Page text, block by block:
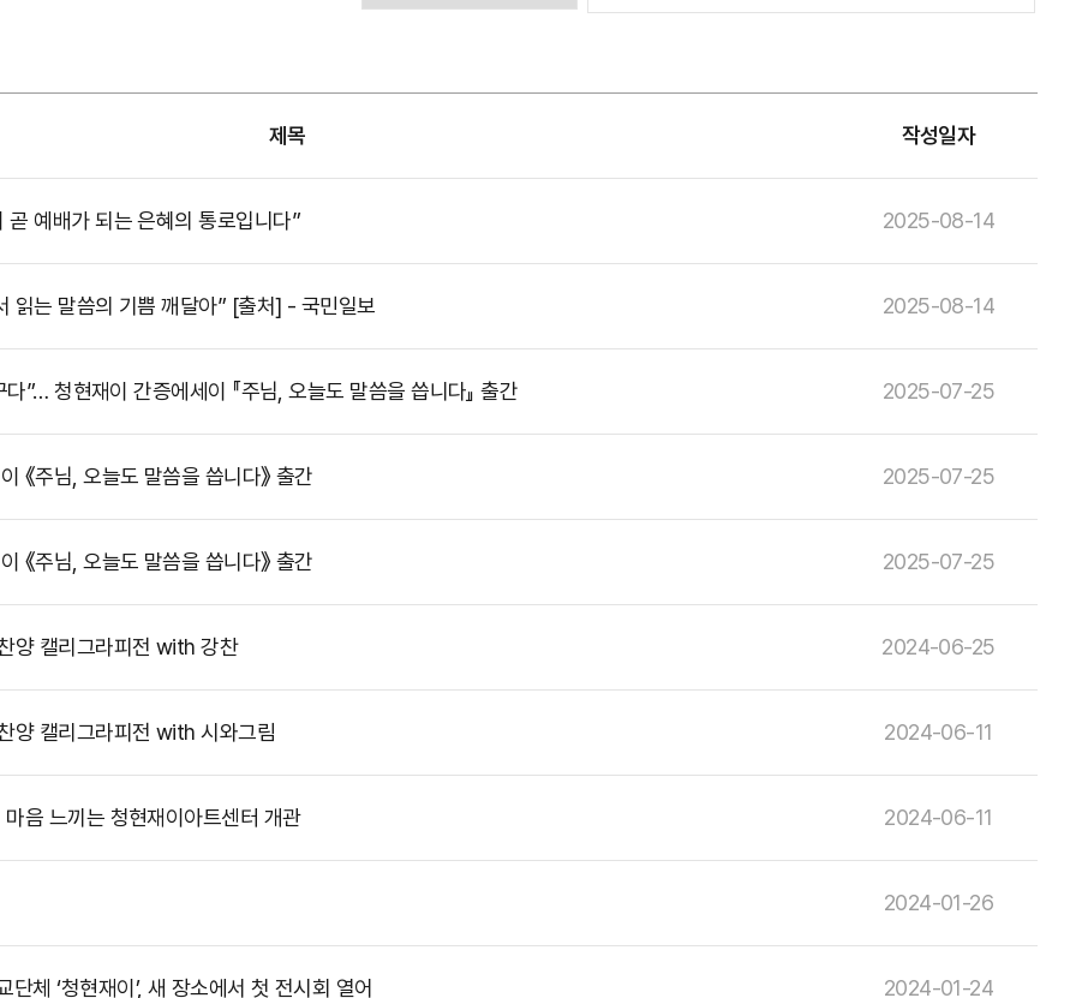
제목 작성일자
예배가 되는 은혜의 통로입니다” 2025-08-14
읽는 말씀의 기쁨 깨달아” [출처] - 국민일보 2025-08-14
”… 청현재이 간증에세이 『주님, 오늘도 말씀을 씁니다』 출간 2025-07-25
《주님, 오늘도 말씀을 씁니다》 출간 2025-07-25
《주님, 오늘도 말씀을 씁니다》 출간 2025-07-25
양 캘리그라피전 with 강찬 2024-06-25
양 캘리그라피전 with 시와그림 2024-06-11
음 느끼는 청현재이아트센터 개관 2024-06-11
2024-01-26
체 ‘청현재이’, 새 장소에서 첫 전시회 열어 2024-01-24